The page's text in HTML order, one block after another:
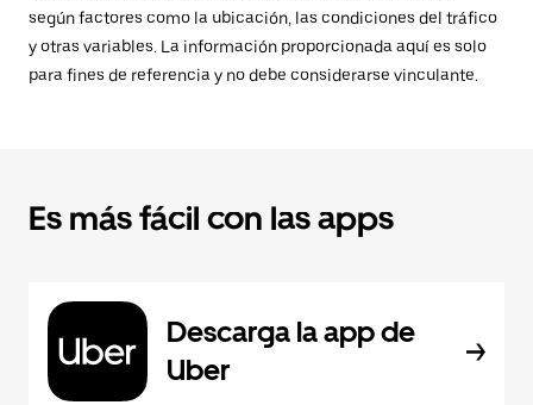
según factores como la ubicación, las condiciones del tráfico
y otras variables. La información proporcionada aquí es solo
para fines de referencia y no debe considerarse vinculante.
Es más fácil con las apps
Descarga la app de
Uber